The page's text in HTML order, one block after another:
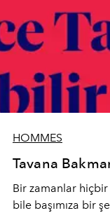
HOMMES
Tavana
Bir zamanlar
bile başımıza bir